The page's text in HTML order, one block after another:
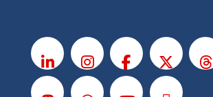
LinkedInInstagramFacebook
X